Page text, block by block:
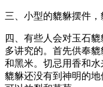
三、小型的貔貅摆件，
四、有些人会对玉石
多讲究的。首先供奉
和黑米。切忌用香和
貔貅还没有到神明的